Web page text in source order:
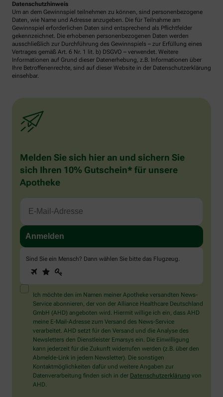
Datenschutzhinweis
Um an dem Gewinnspiel teilnehmen zu können, sind personenbezogene
Daten, wie Name und Adresse anzugeben. Die für Teilnahme am
Gewinnspiel erforderlichen Daten sind entsprechend als Pflichtfelder
gekennzeichnet. Die erhobenen personenbezogenen Daten werden
ausschließlich zur Durchführung des Gewinnspiels – zur Erfüllung eines
Vertrages gemäß Art. 6 Nr. 1 lit. b) DSGVO – verwendet. Weitere
Informationen auf Grund dieser Datenerhebung, z.B. Informationen über
Ihre Betroffenenrechte, sind auf dieser Website in der Datenschutzerklärung
einsehbar.
Melden Sie sich hier an und sichern Sie
sich Ihren 10% Gutschein* für unsere
Apotheke
Sind Sie ein Mensch? Dann wählen Sie bitte das Flugzeug.
Sind
Sie
ein
Mensch?
Dann
wählen
Sie
bitte
das
Flugzeug.
1 2
Ich möchte den im Namen meiner Apotheke versandten News-
Service abonnieren, der von der Alliance Healthcare Deutschland
GmbH (AHD) angeboten wird. Hiermit willige ich ein, dass AHD
meine E-Mail-Adresse zum Versand des News-Service
verarbeitet. AHD setzt für den Versand und die Analyse des
Newsletters den Dienstleister Emarsys ein. Die Einwilligung
kann jederzeit für die Zukunft widerrufen werden (z.B. über den
Abmelde-Link in jedem Newsletter). Die sonstigen
Kontaktmöglichkeiten dafür und weitere Angaben zur
Datenverarbeitung finden sich in der Datenschutzerklärung von
AHD.